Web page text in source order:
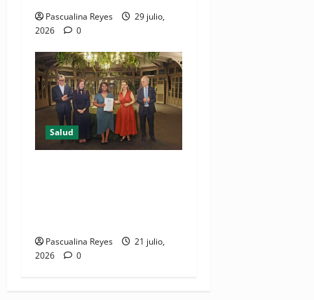
Pascualina Reyes
29 julio,
2026
0
Salud
Pascualina Reyes
21 julio,
2026
0